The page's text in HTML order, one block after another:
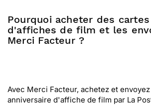
Pourquoi acheter des
d'affiches de film et les
Merci Facteur ?
Avec Merci Facteur, achetez et
anniversaire d'affiche de film par La